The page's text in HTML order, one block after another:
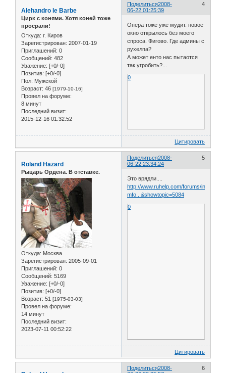
Поделиться 4
2008-
06-22 01:25:39
Alehandro le Barbe
Цирк с конями. Хотя коней тоже
просрали!
Откуда: г. Киров
Зарегистрирован: 2007-01-19
Приглашений: 0
Сообщений: 482
Уважение: [+0/-0]
Позитив: [+0/-0]
Пол: Мужской
Возраст: 46 [1979-10-16]
Провел на форуме:
8 минут
Последний визит:
2015-12-16 01:32:52
Опера тоже уже мудит. новое
окно открылось без моего
спроса. Фигово. Где админы с
рухелпа?
А может енто нас пытаотся
так угробить?...
0
Цитировать
Поделиться 5
2008-
06-22 23:34:24
Roland Hazard
Рыцарь Ордена. В отставке.
Откуда: Москва
Зарегистрирован: 2005-09-01
Приглашений: 0
Сообщений: 5169
Уважение: [+0/-0]
Позитив: [+0/-0]
Возраст: 51 [1975-03-03]
Провел на форуме:
14 минут
Последний визит:
2023-07-11 00:52:22
Это врядли....
http://www.ruhelp.com/forums/
mfo...&showtopic=5084
0
Цитировать
Поделиться 6
2008-